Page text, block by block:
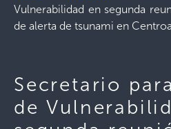
Vulnerabilidad en segunda
de alerta de tsunami en
Secretario
de